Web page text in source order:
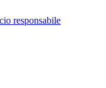
responsabile